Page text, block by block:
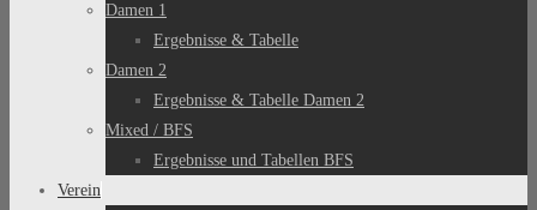
Damen 1
Ergebnisse & Tabelle
Damen 2
Ergebnisse & Tabelle Damen 2
Mixed / BFS
Ergebnisse und Tabellen BFS
Verein